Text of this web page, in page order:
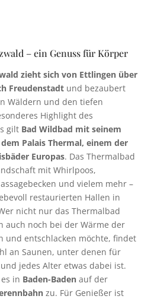
– ein Genuss für Körper
zieht sich von Ettlingen über
Freudenstadtund bezaubert
Wäldern und den tiefen
Highlight des
gilt Bad Wildbad mit seinem
Palais Thermal, einem der
Europas. Das Thermalbad
mit Whirlpoos,
und vielem mehr –
restaurierten Hallen in
nicht nur das Thermalbad
auch noch bei der Wärme der
und entschlacken möchte, findet
an Saunen, unter denen für
jedes Alter etwas dabei ist.
in Baden-Badenauf der
zu. Für Genießer ist